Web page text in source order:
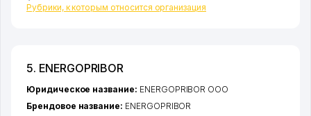
Рубрики, к которым относится организация
5. ENERGOPRIBOR
Юридическое название: ENERGOPRIBOR ООО
Брендовое название: ENERGOPRIBOR